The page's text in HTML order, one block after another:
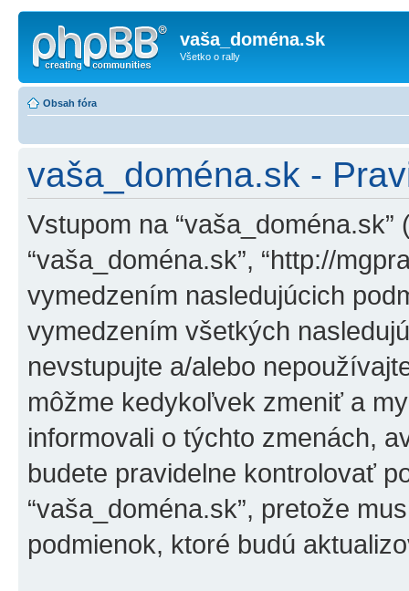
vaša_doména.sk
Všetko o rally
Obsah fóra
vaša_doména.sk -
Vstupom na “vaša_doména.sk”
“vaša_doména.sk”, “http://
vymedzením nasledujúcich
vymedzením všetkých
nevstupujte a/alebo
môžme kedykoľvek zmeniť a
informovali o týchto zmenách,
budete pravidelne kontrolovať
“vaša_doména.sk”, pretože
podmienok, ktoré budú